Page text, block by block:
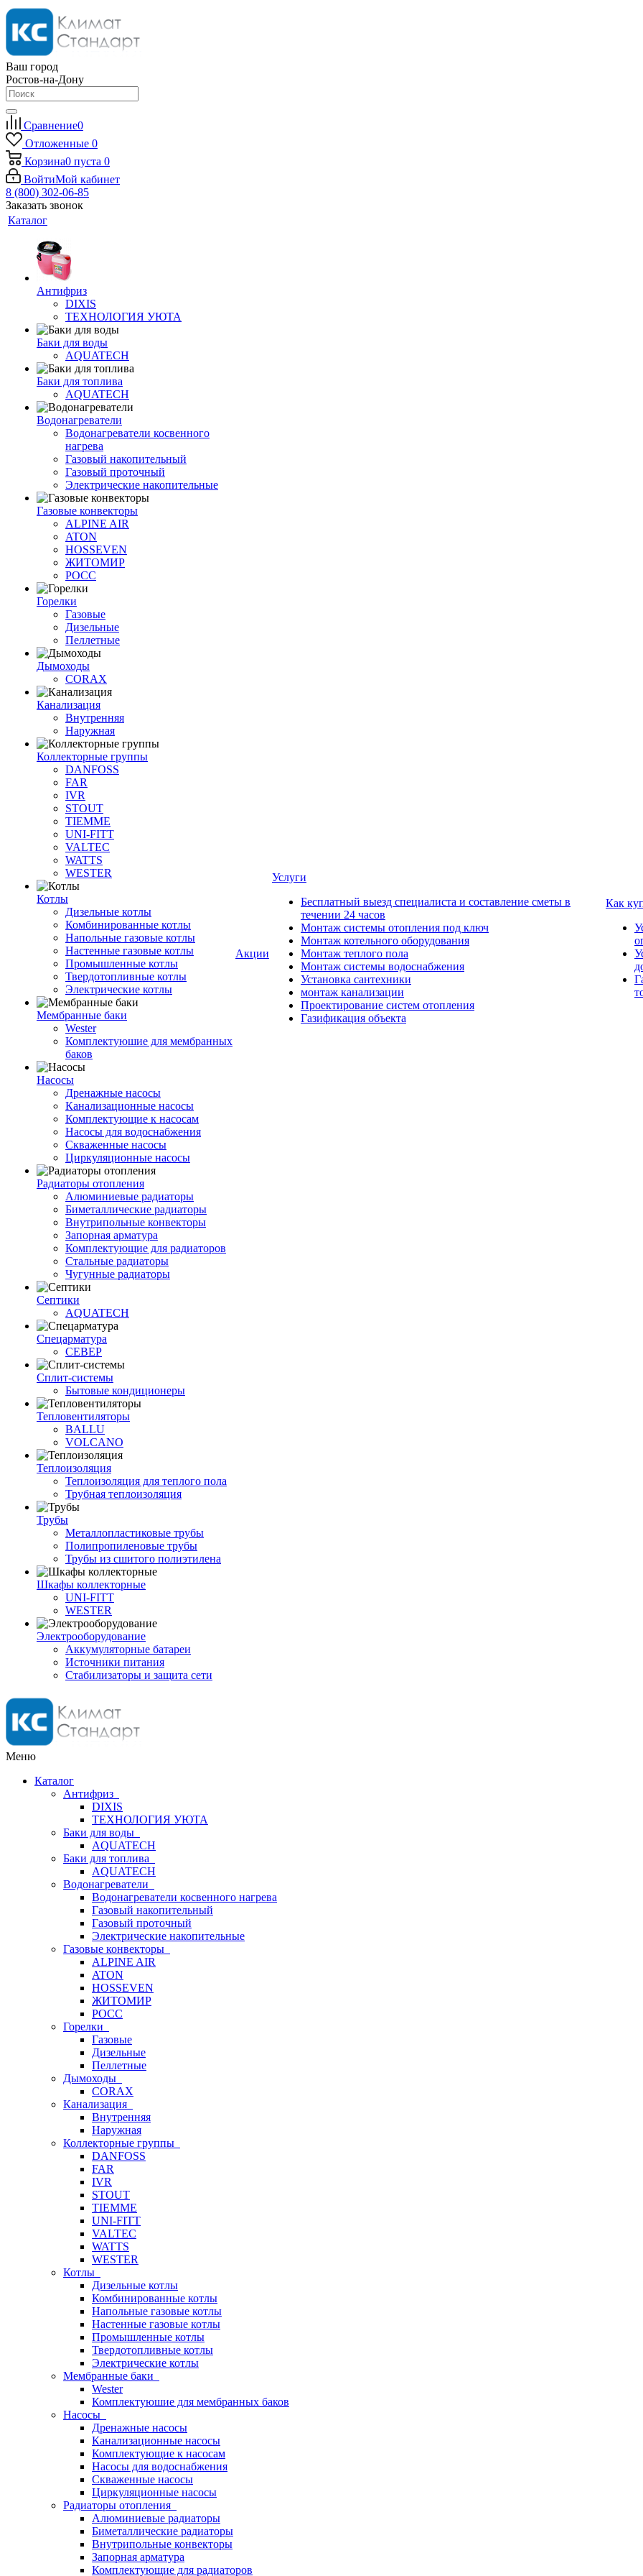
Ваш город
Ростов-на-Дону
Сравнение0
Отложенные 0
Корзина0 пуста 0
ВойтиМой кабинет
8 (800) 302-06-85
Заказать звонок
Каталог
Антифриз
DIXIS
ТЕХНОЛОГИЯ УЮТА
Баки для воды
AQUATECH
Баки для топлива
AQUATECH
Водонагреватели
Водонагреватели косвенного
нагрева
Газовый накопительный
Газовый проточный
Электрические накопительные
Газовые конвекторы
ALPINE AIR
ATON
HOSSEVEN
ЖИТОМИР
РОСС
Горелки
Газовые
Дизельные
Пеллетные
Дымоходы
CORAX
Канализация
Внутренняя
Наружная
Коллекторные группы
DANFOSS
FAR
IVR
STOUT
TIEMME
UNI-FITT
VALTEC
WATTS
WESTER
Котлы
Дизельные котлы
Комбинированные котлы
Напольные газовые котлы
Настенные газовые котлы
Промышленные котлы
Твердотопливные котлы
Электрические котлы
Мембранные баки
Wester
Комплектуюшие для мембранных
баков
Насосы
Дренажные насосы
Канализационные насосы
Комплектующие к насосам
Насосы для водоснабжения
Скваженные насосы
Циркуляционные насосы
Радиаторы отопления
Алюминиевые радиаторы
Биметаллические радиаторы
Внутрипольные конвекторы
Запорная арматура
Комплектующие для радиаторов
Стальные радиаторы
Чугунные радиаторы
Септики
AQUATECH
Спецарматура
СЕВЕР
Сплит-системы
Бытовые кондиционеры
Тепловентиляторы
BALLU
VOLCANO
Теплоизоляция
Теплоизоляция для теплого пола
Трубная теплоизоляция
Трубы
Металлопластиковые трубы
Полипропиленовые трубы
Трубы из сшитого полиэтилена
Шкафы коллекторные
UNI-FITT
WESTER
Электрооборудование
Аккумуляторные батареи
Источники питания
Стабилизаторы и защита сети
Акции
Услуги
Бесплатный выезд специалиста и составление сметы в
течении 24 часов
Монтаж системы отопления под ключ
Монтаж котельного оборудования
Монтаж теплого пола
Монтаж системы водоснабжения
Установка сантехники
монтаж канализации
Проектирование систем отопления
Газификация объекта
Как
Меню
Каталог
Антифриз
DIXIS
ТЕХНОЛОГИЯ УЮТА
Баки для воды
AQUATECH
Баки для топлива
AQUATECH
Водонагреватели
Водонагреватели косвенного нагрева
Газовый накопительный
Газовый проточный
Электрические накопительные
Газовые конвекторы
ALPINE AIR
ATON
HOSSEVEN
ЖИТОМИР
РОСС
Горелки
Газовые
Дизельные
Пеллетные
Дымоходы
CORAX
Канализация
Внутренняя
Наружная
Коллекторные группы
DANFOSS
FAR
IVR
STOUT
TIEMME
UNI-FITT
VALTEC
WATTS
WESTER
Котлы
Дизельные котлы
Комбинированные котлы
Напольные газовые котлы
Настенные газовые котлы
Промышленные котлы
Твердотопливные котлы
Электрические котлы
Мембранные баки
Wester
Комплектуюшие для мембранных баков
Насосы
Дренажные насосы
Канализационные насосы
Комплектующие к насосам
Насосы для водоснабжения
Скваженные насосы
Циркуляционные насосы
Радиаторы отопления
Алюминиевые радиаторы
Биметаллические радиаторы
Внутрипольные конвекторы
Запорная арматура
Комплектующие для радиаторов